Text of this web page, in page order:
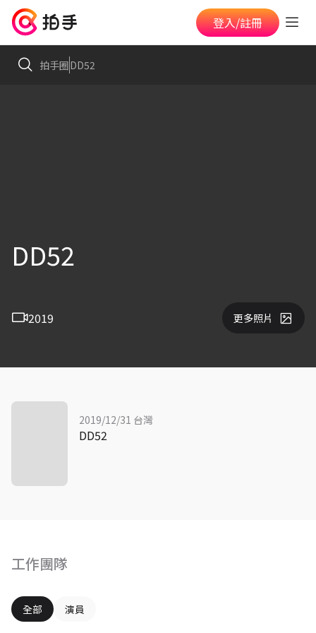
登入/註冊
拍手圈DD52
DD52
2019 更多照片
工作團隊
全部 演員
2019/12/31 台灣
DD52